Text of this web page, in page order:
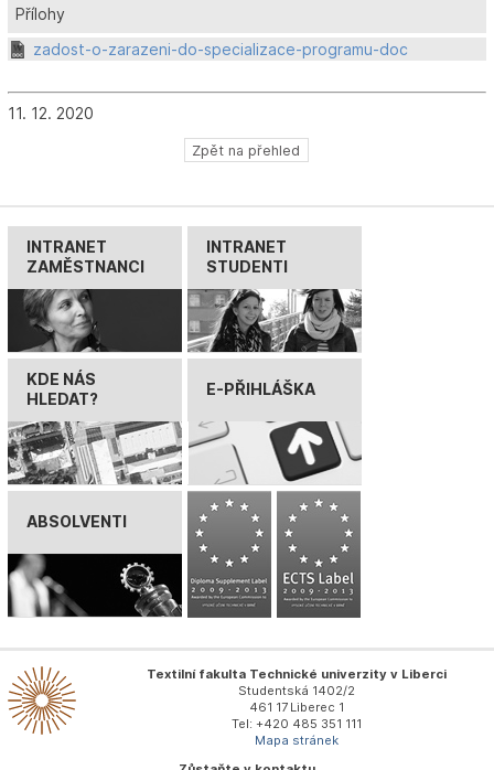
Přílohy
zadost-o-zarazeni-do-specializace-programu-doc
11. 12. 2020
Zpět na přehled
INTRANET
ZAMĚSTNANCI
INTRANET
STUDENTI
KDE NÁS
HLEDAT?
E-PŘIHLÁŠKA
ABSOLVENTI
Textilní fakulta Technické univerzity v Liberci
Studentská 1402/2
461 17 Liberec 1
Tel: +420 485 351 111
Mapa stránek